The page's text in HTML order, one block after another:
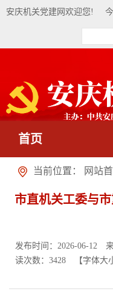
安庆机关党建网欢迎您!
首页
当前位置： 网站
市直机关工委与
发布时间：2026-06-12
读次数： 3428 【字体大